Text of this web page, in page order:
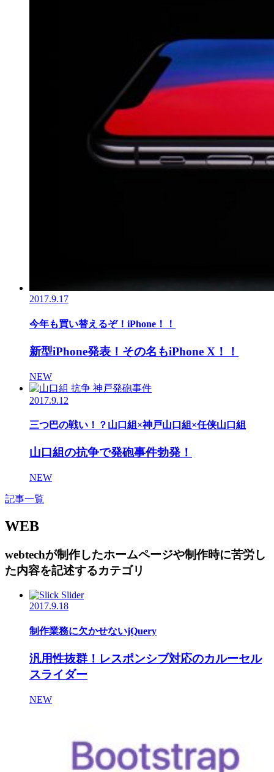
2017.9.17
今年も買い替えるぞ！iPhone！！
新型iPhone発表！その名もiPhone X！！
NEW
2017.9.12
三つ巴の戦い！？山口組×神戸山口組×任侠山口組
山口組の抗争で発砲事件勃発！
NEW
記事一覧
WEB
webtechが制作したホームページや制作時に苦労し
た内容を記述するカテゴリ
2017.9.18
制作業務に欠かせないjQuery
汎用性抜群！レスポンシブ対応のカルーセル
スライダー
NEW